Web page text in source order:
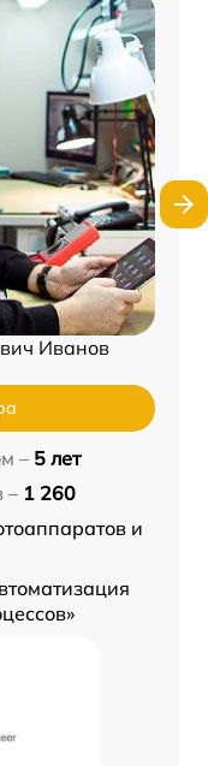
Иванов
– 5 лет
– 1 260
и